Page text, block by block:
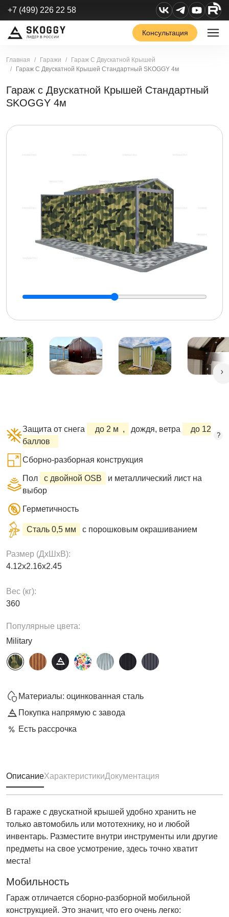
+7 (499) 226 22 58
Консультация
Главная Гаражи
Гараж С Двускатной Крышей
Гараж С Двускатной Крышей Стандартный SKOGGY 4м
Гараж с Двускатной Крышей Стандартный
SKOGGY 4м
Защита от снега до 2 м , дождя, ветра
до 12
баллов
?
Сборно-разборная конструкция
Пол с двойной OSB
и металлический лист на
выбор
Герметичность
Сталь 0,5 мм с порошковым окрашиванием
Размер (ДxШxВ):
4.12х2.16х2.45
Вес (кг):
360
Популярные цвета:
Military
Материалы: оцинкованная сталь
Покупка напрямую с завода
Есть рассрочка
ОписаниеХарактеристикиДокументация
В гараже с двускатной крышей удобно хранить не
только автомобиль или мототехнику, но и любой
инвентарь. Разместите внутри инструменты или другие
предметы на свое усмотрение, здесь точно хватит
места!
Мобильность
Гараж отличается сборно-разборной мобильной
конструкцией. Это значит, что его очень легко: